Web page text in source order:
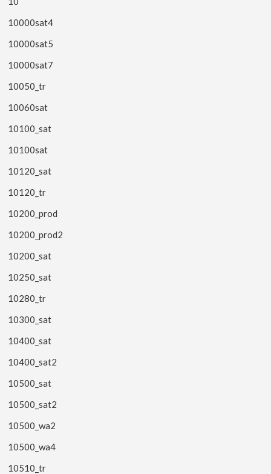
10000sat4
10000sat5
10000sat7
10050_tr
10060sat
10100_sat
10100sat
10120_sat
10120_tr
10200_prod
10200_prod2
10200_sat
10250_sat
10280_tr
10300_sat
10400_sat
10400_sat2
10500_sat
10500_sat2
10500_wa2
10500_wa4
10510_tr